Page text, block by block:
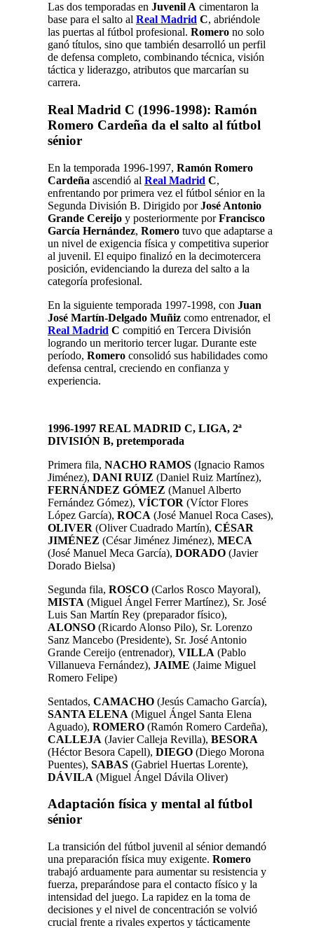
Las dos temporadas en Juvenil A cimentaron la
base para el salto al Real Madrid C, abriéndole
las puertas al fútbol profesional. Romero no solo
ganó títulos, sino que también desarrolló un perfil
de defensa completo, combinando técnica, visión
táctica y liderazgo, atributos que marcarían su
carrera.
Real Madrid C (1996-1998): Ramón
Romero Cardeña da el salto al fútbol
sénior
En la temporada 1996-1997, Ramón Romero
Cardeña ascendió al Real Madrid C,
enfrentando por primera vez el fútbol sénior en la
Segunda División B. Dirigido porJosé Antonio
Grande Cereijo y posteriormente porFrancisco
García Hernández, Romero tuvo que adaptarse a
un nivel de exigencia física y competitiva superior
al juvenil. El equipo finalizó en la decimotercera
posición, evidenciando la dureza del salto a la
categoría profesional.
En la siguiente temporada 1997-1998, con Juan
José Martín-Delgado Muñiz como entrenador, el
Real Madrid C compitió en Tercera División
logrando un meritorio tercer lugar. Durante este
período, Romero consolidó sus habilidades como
defensa central, creciendo en confianza y
experiencia.
1996-1997 REAL MADRID C, LIGA, 2ª
DIVISIÓN B, pretemporada
Primera fila, NACHO RAMOS (Ignacio Ramos
Jiménez), DANI RUIZ (Daniel Ruiz Martínez),
FERNÁNDEZ GÓMEZ (Manuel Alberto
Fernández Gómez), VÍCTOR (Víctor Flores
López García), ROCA (José Manuel Roca Cases),
OLIVER (Oliver Cuadrado Martín), CÉSAR
JIMÉNEZ (César Jiménez Jiménez), MECA
(José Manuel Meca García), DORADO (Javier
Dorado Bielsa)
Segunda fila, ROSCO (Carlos Rosco Mayoral),
MISTA (Miguel Ángel Ferrer Martínez), Sr. José
Luis San Martín Rey (preparador físico),
ALONSO (Ricardo Alonso Pilo), Sr. Lorenzo
Sanz Mancebo (Presidente), Sr. José Antonio
Grande Cereijo (entrenador), VILLA (Pablo
Villanueva Fernández), JAIME (Jaime Miguel
Romero Felipe)
Sentados, CAMACHO (Jesús Camacho García),
SANTA ELENA (Miguel Ángel Santa Elena
Aguado), ROMERO (Ramón Romero Cardeña),
CALLEJA (Javier Calleja Revilla), BESORA
(Héctor Besora Capell), DIEGO (Diego Morona
Puentes), SABAS (Gabriel Huertas Lorente),
DÁVILA (Miguel Ángel Dávila Oliver)
Adaptación física y mental al fútbol
sénior
La transición del fútbol juvenil al sénior demandó
una preparación física muy exigente. Romero
trabajó arduamente para aumentar su resistencia y
fuerza, preparándose para el contacto físico y la
intensidad del juego. La rapidez en la toma de
decisiones y el nivel de concentración se volvió
crucial frente a rivales expertos y tácticamente